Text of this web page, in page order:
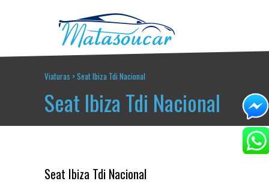
Viaturas >Seat Ibiza Tdi Nacional
Seat Ibiza Tdi Nacional
Seat Ibiza Tdi Nacional